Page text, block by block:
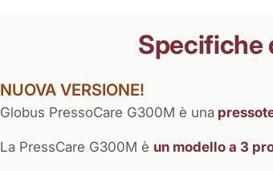
Specifiche
NUOVA VERSIONE!
Globus PressoCare G300M è una
La PressCare G300M è un modello a 3